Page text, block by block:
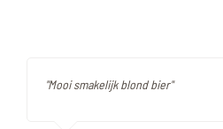
"Mooi smakelijk blond bier"